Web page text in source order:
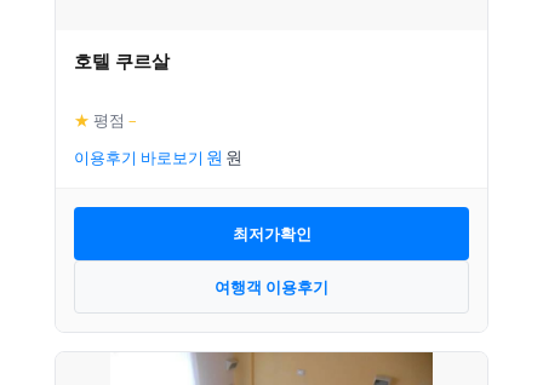
호텔 쿠르살
★ 평점 –
이용후기 바로보기
최저가확인
여행객 이용후기